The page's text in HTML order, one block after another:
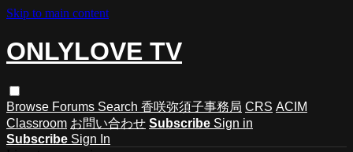
Skip to main content
ONLYLOVE TV
Browse Forums Search 香咲弥須子事務局 CRS ACIM
Classroom お問い合わせ Subscribe Sign in
Subscribe Sign In